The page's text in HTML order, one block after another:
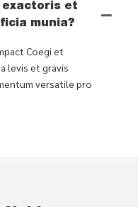
exactoris et
munia?
Coegi et
levis et gravis
versatile pro